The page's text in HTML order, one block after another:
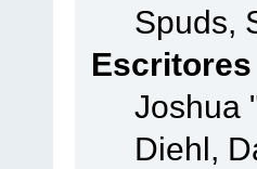
Spuds,
Joshua
Diehl,